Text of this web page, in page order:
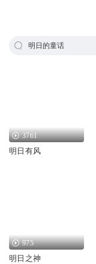
明日的童话
3761
明日有风
975
明日之神